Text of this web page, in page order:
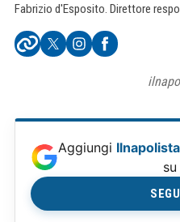
Fabrizio d'Esposito. Direttore
Aggiungi